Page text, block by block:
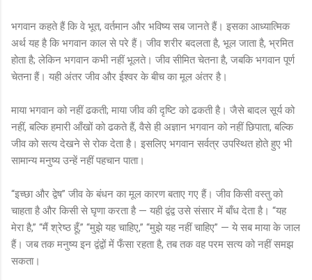
भगवान कहते हैं कि वे भूत, वर्तमान और भविष्य सब जानते हैं। इसका आध्यात्मिक
अर्थ यह है कि भगवान काल से परे हैं। जीव शरीर बदलता है, भूल जाता है, भ्रमित
होता है; लेकिन भगवान कभी नहीं भूलते। जीव सीमित चेतना है, जबकि भगवान पूर्ण
चेतना हैं। यही अंतर जीव और ईश्वर के बीच का मूल अंतर है।
माया भगवान को नहीं ढकती; माया जीव की दृष्टि को ढकती है। जैसे बादल सूर्य को
नहीं, बल्कि हमारी आँखों को ढकते हैं, वैसे ही अज्ञान भगवान को नहीं छिपाता, बल्कि
जीव को सत्य देखने से रोक देता है। इसलिए भगवान सर्वत्र उपस्थित होते हुए भी
सामान्य मनुष्य उन्हें नहीं पहचान पाता।
“इच्छा और द्वेष” जीव के बंधन का मूल कारण बताए गए हैं। जीव किसी वस्तु को
चाहता है और किसी से घृणा करता है — यही द्वंद्व उसे संसार में बाँध देता है। “यह
मेरा है,” “मैं श्रेष्ठ हूँ,” “मुझे यह चाहिए,” “मुझे यह नहीं चाहिए” — ये सब माया के जाल
हैं। जब तक मनुष्य इन द्वंद्वों में फँसा रहता है, तब तक वह परम सत्य को नहीं समझ
सकता।